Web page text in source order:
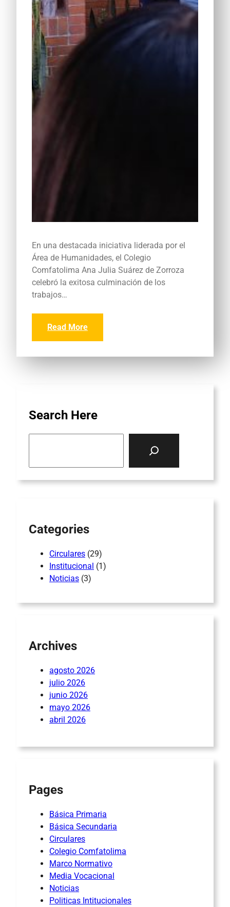
En una destacada iniciativa liderada por el
Área de Humanidades, el Colegio
Comfatolima Ana Julia Suárez de Zorroza
celebró la exitosa culminación de los
trabajos…
Read More
Search Here
Categories
Circulares (29)
Institucional (1)
Noticias (3)
Archives
agosto 2026
julio 2026
junio 2026
mayo 2026
abril 2026
Pages
Básica Primaria
Básica Secundaria
Circulares
Colegio Comfatolima
Marco Normativo
Media Vocacional
Noticias
Politicas Intitucionales